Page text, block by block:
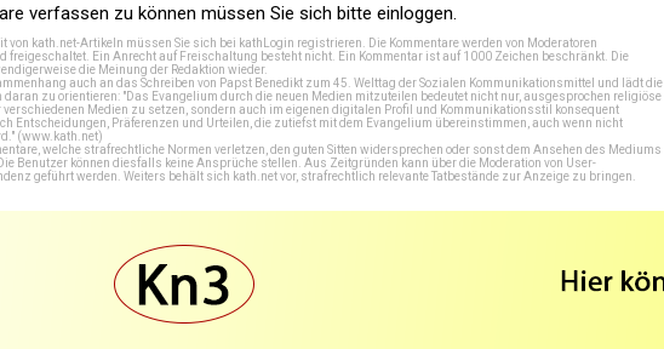
verfassen zu können müssen Sie sich bitte einloggen.
von kath.net-Artikeln müssen Sie sich bei kathLogin registrieren . Die Kommentare werden von Moderatoren
freigeschaltet. Ein Anrecht auf Freischaltung besteht nicht. Ein Kommentar ist auf 1000 Zeichen beschränkt. Die
die Meinung der Redaktion wieder.
auch an das Schreiben von Papst Benedikt zum 45. Welttag der Sozialen Kommunikationsmittel und lädt die
daran zu orientieren: "Das Evangelium durch die neuen Medien mitzuteilen bedeutet nicht nur, ausgesprochen religiöse
verschiedenen Medien zu setzen, sondern auch im eigenen digitalen Profil und Kommunikationsstil konsequent
Entscheidungen, Präferenzen und Urteilen, die zutiefst mit dem Evangelium übereinstimmen, auch wenn nicht
(www.kath.net)
welche strafrechtliche Normen verletzen, den guten Sitten widersprechen oder sonst dem Ansehen des Mediums
Benutzer können diesfalls keine Ansprüche stellen. Aus Zeitgründen kann über die Moderation von User-
geführt werden. Weiters behält sich kath.net vor, strafrechtlich relevante Tatbestände zur Anzeige zu bringen.